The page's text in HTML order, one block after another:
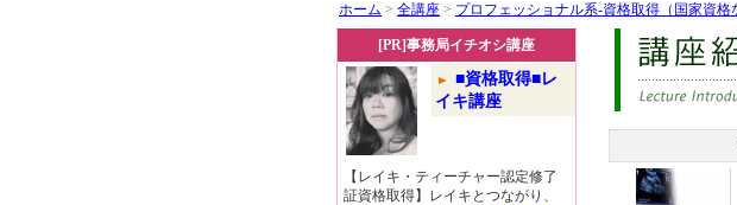
ホーム > 全講座 > プロフェッショナル系-資格取得（国家資格
[PR]事務局イチオシ講座
■資格取得■レ
イキ講座
【レイキ・ティーチャー認定修了
証資格取得】レイキとつながり、